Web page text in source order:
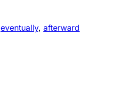
eventually, afterward